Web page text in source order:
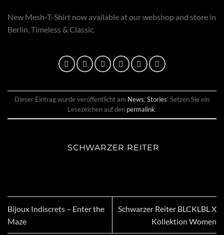
New Mesh-T-Shirt now available at our webshop and store in
Berlin. Timeless & Classic.
Dieser Eintrag wurde veröffentlicht am News, Stories. Setzen Sie ein
Lesezeichen auf den permalink.
SCHWARZER REITER
Bijoux Indiscrets – Enter the
Maze
Schwarzer Reiter BLCKLBL X
Kollektion Women